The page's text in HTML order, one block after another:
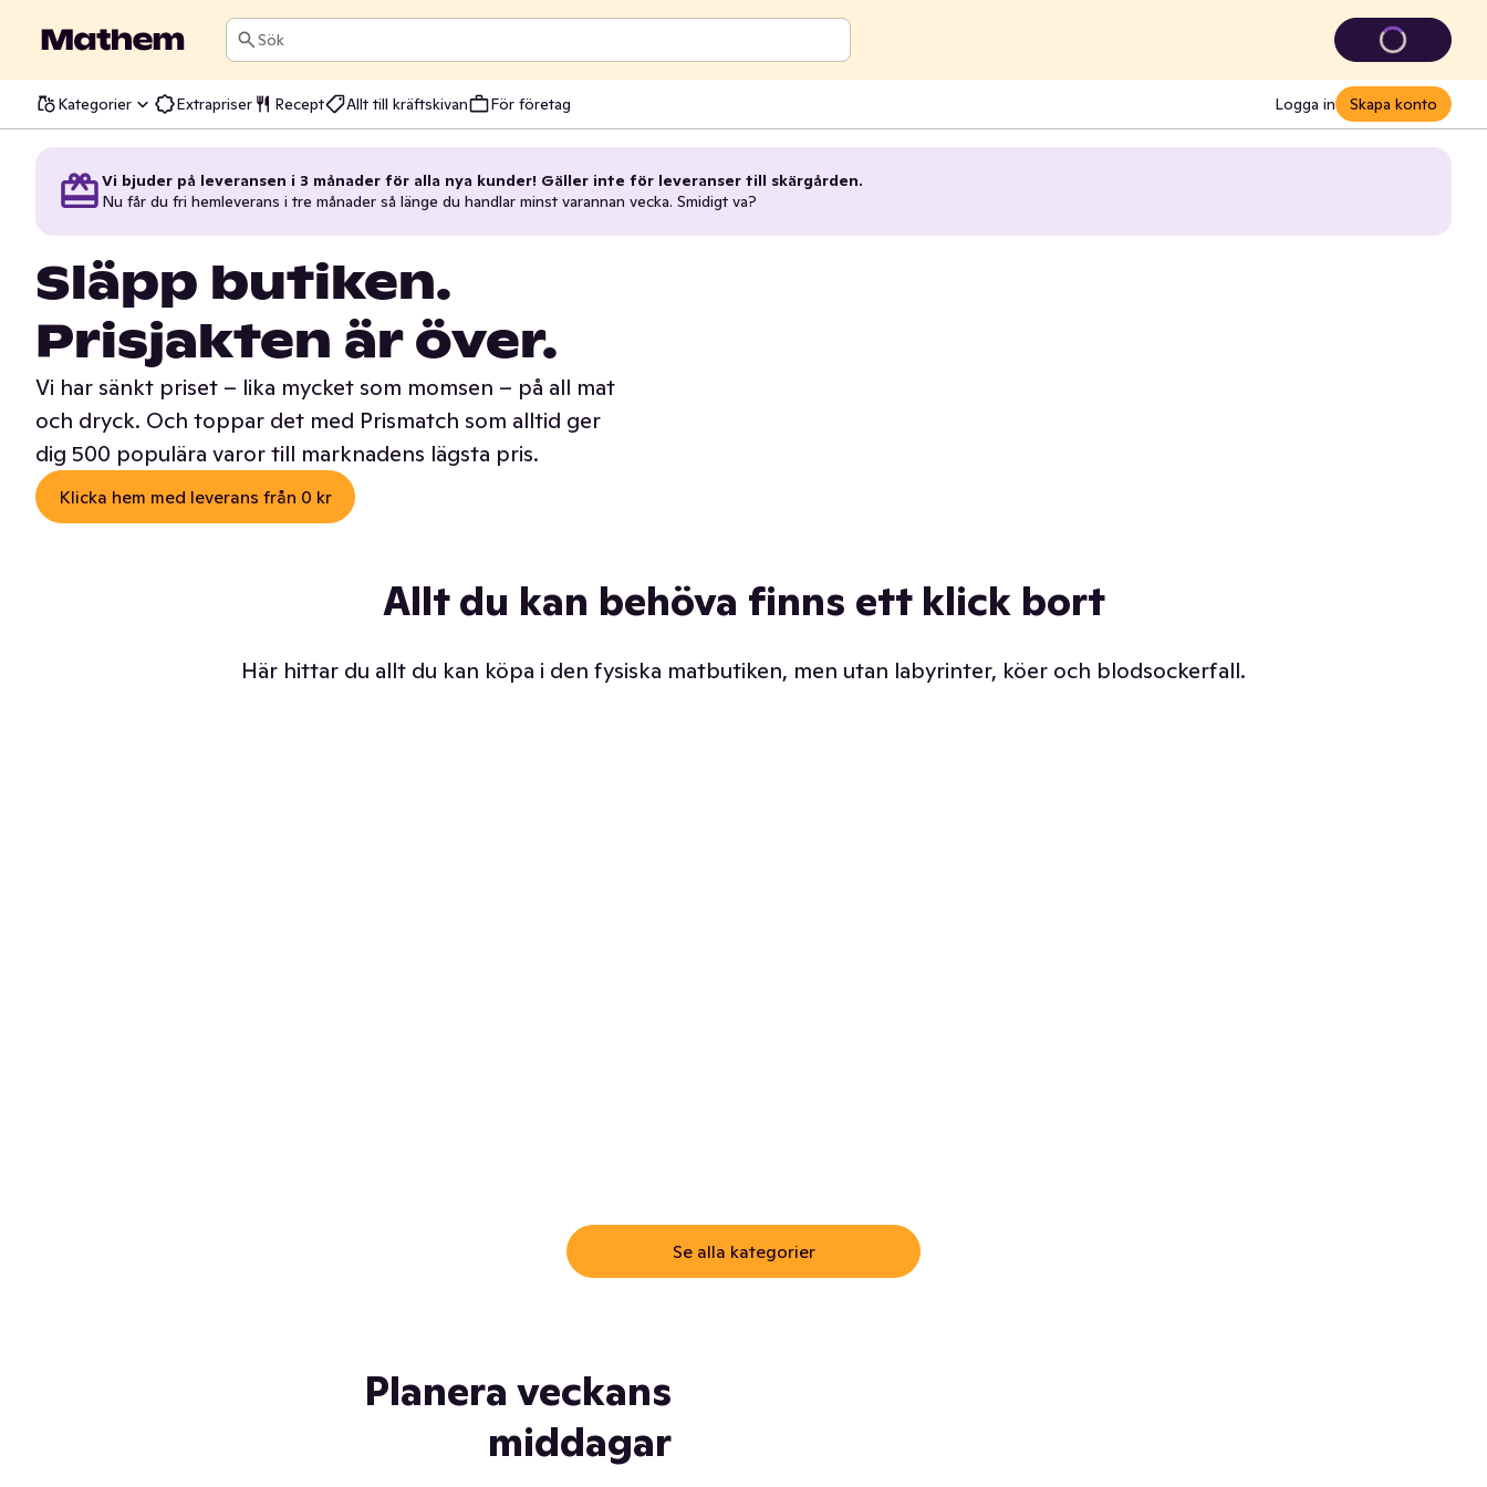
Sök
Kategorier Extrapriser Recept Allt till kräftskivan För företag Logga in Skapa konto
Vi bjuder på leveransen i 3 månader för alla nya kunder! Gäller inte för leveranser till skärgården.
Nu får du fri hemleverans i tre månader så länge du handlar minst varannan vecka. Smidigt va?
Släpp butiken.
Prisjakten är över.
Vi har sänkt priset – lika mycket som momsen – på all mat
och dryck. Och toppar det med Prismatch som alltid ger
dig 500 populära varor till marknadens lägsta pris.
Klicka hem med leverans från 0 kr
Allt du kan behöva finns ett klick bort
Här hittar du allt du kan köpa i den fysiska matbutiken, men utan labyrinter, köer och blodsockerfall.
Se alla kategorier
Planera veckans
middagar